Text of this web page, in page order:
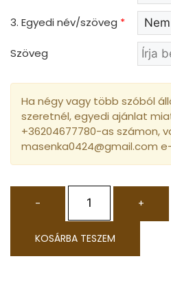
3. Egyedi név/szöveg *
Szöveg
Ha négy vagy több szóból
szeretnél, egyedi ajánlat
+36204677780-as számon,
masenka0424@gmail.com
- +
KOSÁRBA TESZEM